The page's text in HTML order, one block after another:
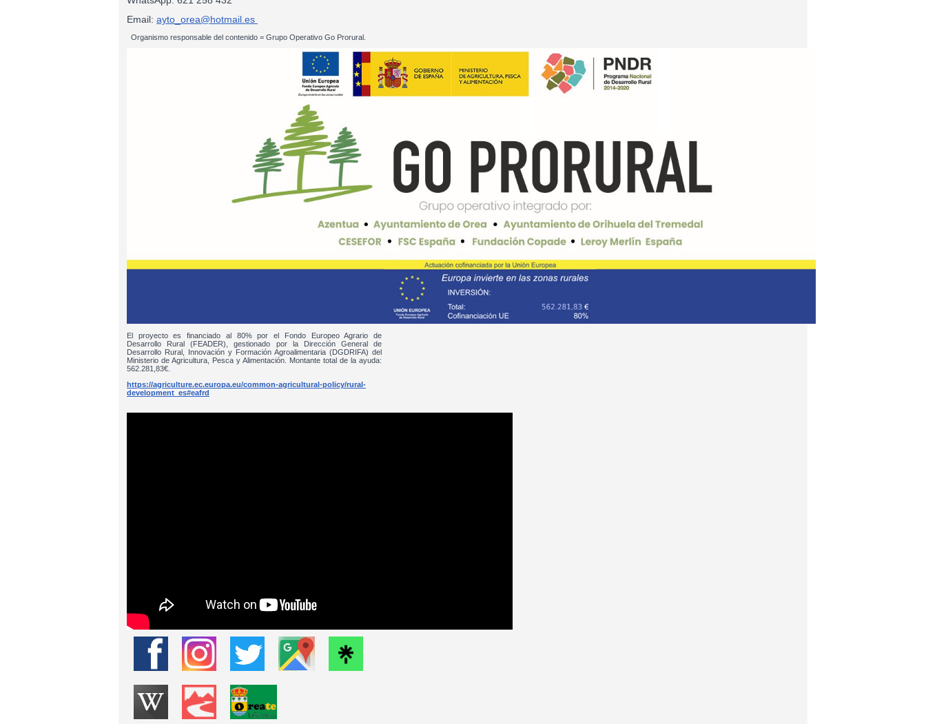
Email: ayto_orea@hotmail.es
Organismo responsable del contenido = Grupo Operativo Go Prorural.
El proyecto es financiado al 80% por el Fondo Europeo Agrario de
Desarrollo Rural (FEADER), gestionado por la Dirección General de
Desarrollo Rural, Innovación y Formación Agroalimentaria (DGDRIFA) del
Ministerio de Agricultura, Pesca y Alimentación. Montante total de la ayuda:
562.281,83€.
https://agriculture.ec.europa.eu/common-agricultural-policy/rural-
development_es#eafrd